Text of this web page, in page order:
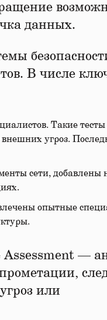
данных.
В числе
Такие тесты
угроз.
сети, добавлены
опытные
Assessment —
или